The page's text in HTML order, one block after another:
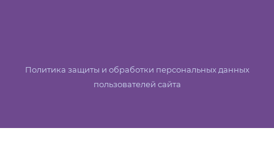
Политика защиты и обработки персональных данных
пользователей сайта